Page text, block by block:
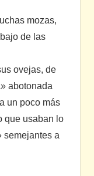
mozas,
de las
ovejas, de
abotonada
un poco más
que usaban lo
semejantes a